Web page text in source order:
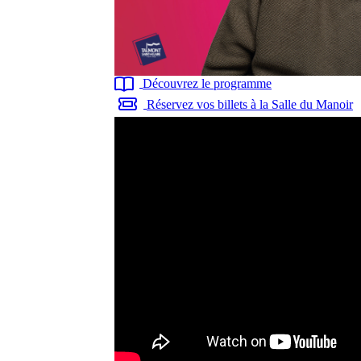
Découvrez le programme
Réservez vos billets à la Salle du Manoir